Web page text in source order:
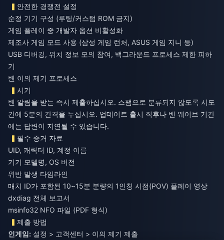
안전한 경쟁전 설정
순정 기기 구성 (루팅/커스텀 ROM 금지)
게임 플레이 중 개발자 옵션 비활성화
제조사 게임 모드 사용 (삼성 게임 런처, ASUS 게임 지니 등)
USB 디버깅, 위치 정보 모의 참여, 백그라운드 프로세스 제한 피하
기
밴 이의 제기 프로세스
시기
밴 알림을 받는 즉시 제출하십시오. 스팸으로 분류되지 않도록 시도
간에 5분의 간격을 두십시오. 업데이트 출시 직후나 밴 웨이브 기간
에는 답변이 지연될 수 있습니다.
필수 증거 자료
UID, 캐릭터 ID, 계정 이름
기기 모델명, OS 버전
위반 발생 타임라인
매치 ID가 포함된 10~15분 분량의 1인칭 시점(POV) 플레이 영상
dxdiag 전체 보고서
msinfo32 NFO 파일 (PDF 형식)
제출 방법
인게임: 설정 > 고객센터 > 이의 제기 제출